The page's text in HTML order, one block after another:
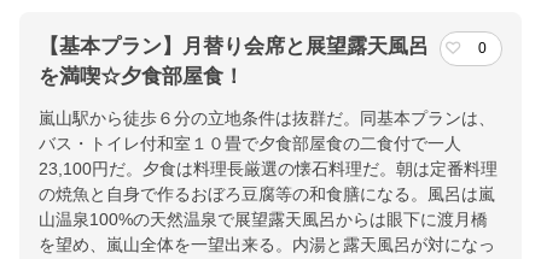
【基本プラン】月替り会席と展望露天風呂
を満喫☆夕食部屋食！
0
嵐山駅から徒歩６分の立地条件は抜群だ。同基本プランは、
バス・トイレ付和室１０畳で夕食部屋食の二食付で一人
23,100円だ。夕食は料理長厳選の懐石料理だ。朝は定番料理
の焼魚と自身で作るおぼろ豆腐等の和食膳になる。風呂は嵐
山温泉100%の天然温泉で展望露天風呂からは眼下に渡月橋
を望め、嵐山全体を一望出来る。内湯と露天風呂が対になっ